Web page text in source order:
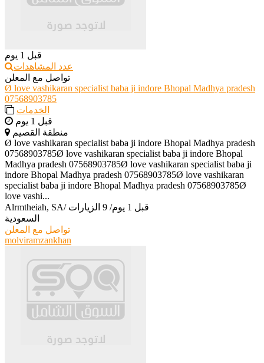
قبل 1 يوم
عدد المشاهدات
تواصل مع المعلن
Ø love vashikaran specialist baba ji indore Bhopal Madhya pradesh
07568903785
الخدمات
قبل 1 يوم
منطقة القصيم
Ø love vashikaran specialist baba ji indore Bhopal Madhya pradesh
07568903785Ø love vashikaran specialist baba ji indore Bhopal
Madhya pradesh 07568903785Ø love vashikaran specialist baba ji
indore Bhopal Madhya pradesh 07568903785Ø love vashikaran
specialist baba ji indore Bhopal Madhya pradesh 07568903785Ø
love vashi...
Alrmtheiah, SA/ قبل 1 يوم / 9 الزيارات
السعودية
تواصل مع المعلن
molviramzankhan